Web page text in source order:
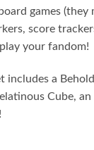
games (they
score
your fandom!
includes a
Cube,